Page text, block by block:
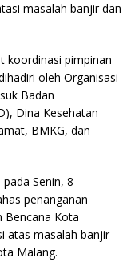
masalah banjir dan
koordinasi pimpinan
oleh Organisasi
Badan
Dina Kesehatan
BMKG, dan
Senin, 8
penanganan
Bencana Kota
atas masalah banjir
Malang.